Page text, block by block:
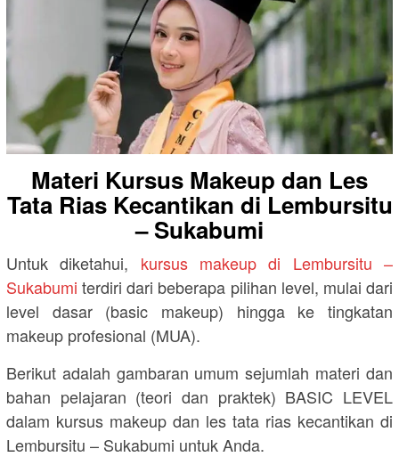
Materi Kursus Makeup dan Les
Tata Rias Kecantikan di Lembursitu
– Sukabumi
Untuk diketahui, kursus makeup di Lembursitu –
Sukabumi terdiri dari beberapa pilihan level, mulai dari
level dasar (basic makeup) hingga ke tingkatan
makeup profesional (MUA).
Berikut adalah gambaran umum sejumlah materi dan
bahan pelajaran (teori dan praktek) BASIC LEVEL
dalam kursus makeup dan les tata rias kecantikan di
Lembursitu – Sukabumi untuk Anda.